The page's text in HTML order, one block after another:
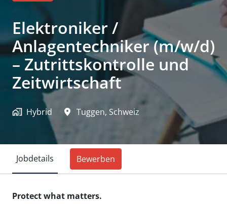
Elektroniker /
Anlagentechniker (m/w/d)
– Zutrittskontrolle und
Zeitwirtschaft
Hybrid Tuggen, Schweiz
Jobdetails Bewerben
Protect what matters.